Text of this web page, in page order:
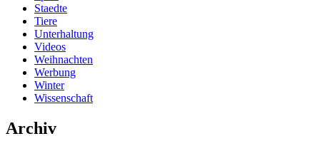
Staedte
Tiere
Unterhaltung
Videos
Weihnachten
Werbung
Winter
Wissenschaft
Archiv